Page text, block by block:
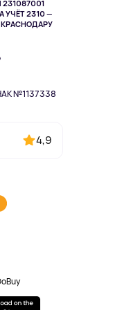
2310 —
№1137338
4,9